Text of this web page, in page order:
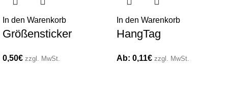
In den Warenkorb
Größensticker
0,50€ zzgl. MwSt.
In den Warenkorb
HangTag
Ab: 0,11€ zzgl. MwSt.